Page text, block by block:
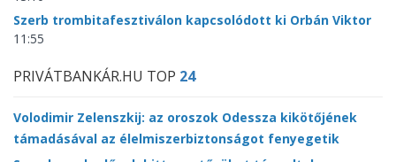
Szerb trombitafesztiválon kapcsolódott ki Orbán Viktor
11:55
PRIVÁTBANKÁR.HU TOP 24
Volodimir Zelenszkij: az oroszok Odessza kikötőjének
támadásával az élelmiszerbiztonságot fenyegetik